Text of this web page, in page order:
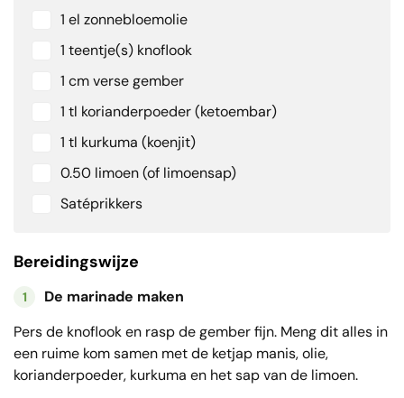
1 el zonnebloemolie
1 teentje(s) knoflook
1 cm verse gember
1 tl korianderpoeder (ketoembar)
1 tl kurkuma (koenjit)
0.50 limoen (of limoensap)
Satéprikkers
Bereidingswijze
1
De marinade maken
Pers de knoflook en rasp de gember fijn. Meng dit alles in
een ruime kom samen met de ketjap manis, olie,
korianderpoeder, kurkuma en het sap van de limoen.